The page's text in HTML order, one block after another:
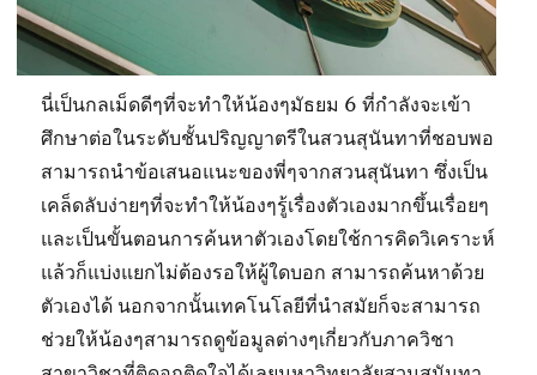
นี่เป็นกลเม็ดดีๆที่จะทำให้น้องๆมัธยม 6 ที่กำลังจะเข้า
ศึกษาต่อในระดับชั้นปริญญาตรีในสวนสุนันทาที่ชอบพอ
สามารถนำข้อเสนอแนะของพี่ๆจากสวนสุนันทา ซึ่งเป็น
เคล็ดลับง่ายๆที่จะทำให้น้องๆรู้เรื่องตัวเองมากขึ้นเรื่อยๆ
และเป็นขั้นตอนการค้นหาตัวเองโดยใช้การคิดวิเคราะห์
แล้วก็แบ่งแยกไม่ต้องรอให้ผู้ใดบอก สามารถค้นหาด้วย
ตัวเองได้ นอกจากนั้นเทคโนโลยีที่นำสมัยก็จะสามารถ
ช่วยให้น้องๆสามารถดูข้อมูลต่างๆเกี่ยวกับภาควิชา